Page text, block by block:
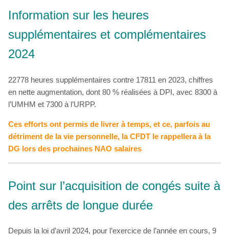
Information sur les heures
supplémentaires et complémentaires
2024
22778 heures supplémentaires contre 17811 en 2023, chiffres
en nette augmentation, dont 80 % réalisées à DPI, avec 8300 à
l’UMHM et 7300 à l’URPP.
Ces efforts ont permis de livrer à temps, et ce, parfois au
détriment de la vie personnelle, la CFDT le rappellera à la
DG lors des prochaines NAO salaires
Point sur l’acquisition de congés suite à
des arrêts de longue durée
Depuis la loi d’avril 2024, pour l’exercice de l’année en cours, 9